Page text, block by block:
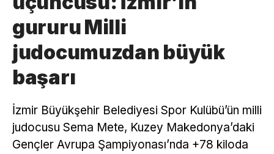
gururu Milli
judocumuzdan büyük
başarı
İzmir Büyükşehir Belediyesi Spor Kulübü’ün milli
judocusu Sema Mete, Kuzey Makedonya’daki
Gençler Avrupa Şampiyonası’nda +78 kiloda